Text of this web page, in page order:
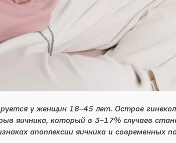
у женщин 18–45 лет. Острое
яичника, который в 3–17% случаев
апоплексии яичника и современных